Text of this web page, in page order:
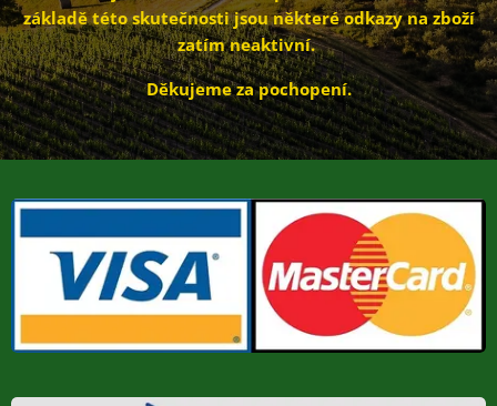
základě této skutečnosti jsou některé odkazy na zboží
zatím neaktivní.
Děkujeme za pochopení.